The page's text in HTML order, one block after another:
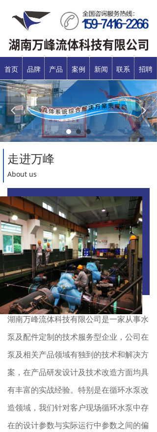
넳 넲
首页 品牌 产品 案例 新闻 联系 招聘
湖南万峰流体科技有限公司是一家从事水
泵及配件定制的技术服务型企业，公司在
泵及相关产品领域有独到的技术和解决方
案，在产品研发设计及技术改造方面均具
有丰富的实战经验。特别是在循环水泵改
造领域，我们针对客户现场循环水泵中存
在的设计参数与实际运行中参数之间的偏
走进万峰
About us